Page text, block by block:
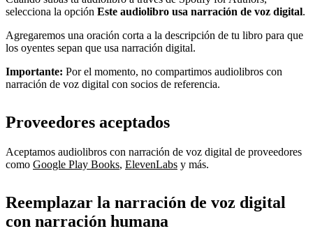
selecciona la opción Este audiolibro usa narración de voz digital.
Agregaremos una oración corta a la descripción de tu libro para que
los oyentes sepan que usa narración digital.
Importante: Por el momento, no compartimos audiolibros con
narración de voz digital con socios de referencia.
Proveedores aceptados
Aceptamos audiolibros con narración de voz digital de proveedores
como Google Play Books, ElevenLabs y más.
Reemplazar la narración de voz digital
con narración humana